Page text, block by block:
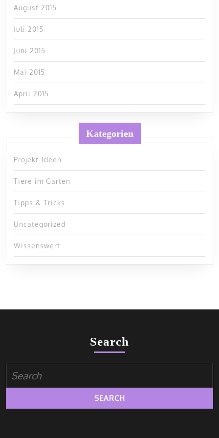
August 2015
Juli 2015
Juni 2015
Mai 2015
April 2015
Kategorien
Projekt-Ideen
Tiere im Garten
Tipps & Tricks
Uncategorized
Wissenswert
Search
for: